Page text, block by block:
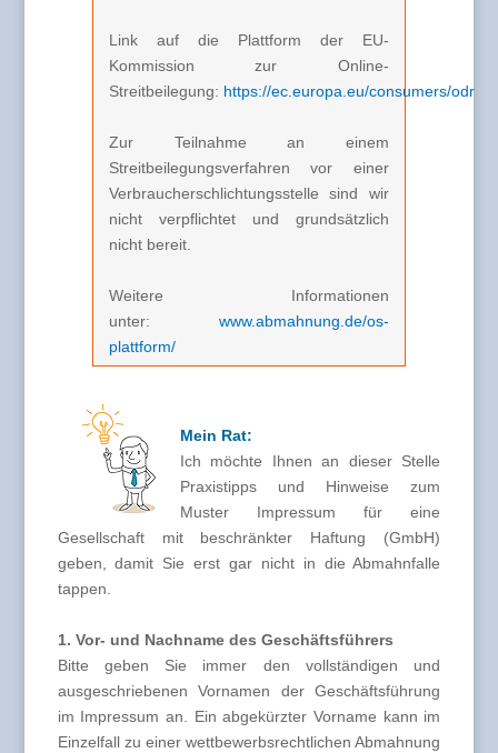
Link auf die Plattform der EU-
Kommission zur Online-
Streitbeilegung: https://ec.europa.eu/consumers/odr
Zur Teilnahme an einem
Streitbeilegungsverfahren vor einer
Verbraucherschlichtungsstelle sind wir
nicht verpflichtet und grundsätzlich
nicht bereit.
Weitere Informationen
unter:www.abmahnung.de/os-
plattform/
Mein Rat:
Ich möchte Ihnen an dieser Stelle
Praxistipps und Hinweise zum
Muster Impressum für eine
Gesellschaft mit beschränkter Haftung (GmbH)
geben, damit Sie erst gar nicht in die Abmahnfalle
tappen.
1. Vor- und Nachname des Geschäftsführers
Bitte geben Sie immer den vollständigen und
ausgeschriebenen Vornamen der Geschäftsführung
im Impressum an. Ein abgekürzter Vorname kann im
Einzelfall zu einer wettbewerbsrechtlichen Abmahnung